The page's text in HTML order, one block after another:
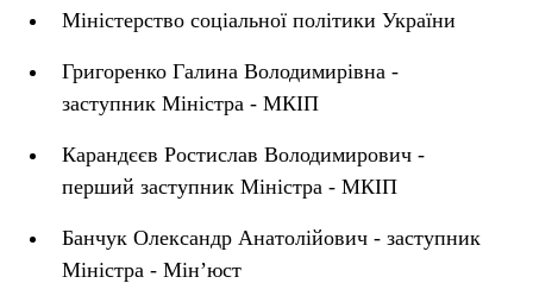
Міністерство соціальної політики України
Григоренко Галина Володимирівна -
заступник Міністра - МКІП
Карандєєв Ростислав Володимирович -
перший заступник Міністра - МКІП
Банчук Олександр Анатолійович - заступник
Міністра - Мін’юст